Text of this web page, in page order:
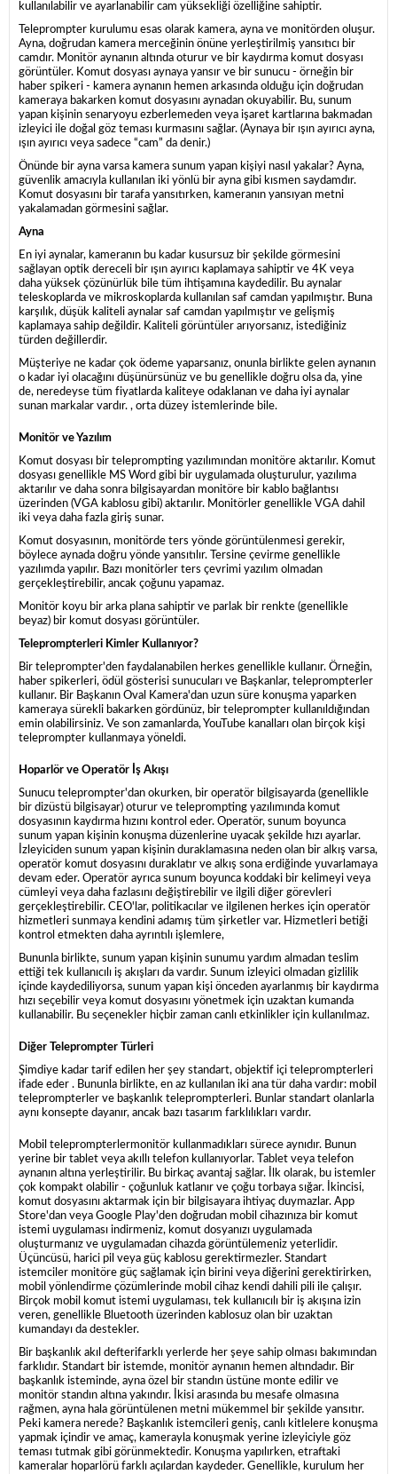
kullanılabilir ve ayarlanabilir cam yüksekliği özelliğine sahiptir.
Teleprompter kurulumu esas olarak kamera, ayna ve monitörden oluşur.
Ayna, doğrudan kamera merceğinin önüne yerleştirilmiş yansıtıcı bir
camdır. Monitör aynanın altında oturur ve bir kaydırma komut dosyası
görüntüler. Komut dosyası aynaya yansır ve bir sunucu - örneğin bir
haber spikeri - kamera aynanın hemen arkasında olduğu için doğrudan
kameraya bakarken komut dosyasını aynadan okuyabilir. Bu, sunum
yapan kişinin senaryoyu ezberlemeden veya işaret kartlarına bakmadan
izleyici ile doğal göz teması kurmasını sağlar. (Aynaya bir ışın ayırıcı ayna,
ışın ayırıcı veya sadece “cam” da denir.)
Önünde bir ayna varsa kamera sunum yapan kişiyi nasıl yakalar? Ayna,
güvenlik amacıyla kullanılan iki yönlü bir ayna gibi kısmen saydamdır.
Komut dosyasını bir tarafa yansıtırken, kameranın yansıyan metni
yakalamadan görmesini sağlar.
Ayna
En iyi aynalar, kameranın bu kadar kusursuz bir şekilde görmesini
sağlayan optik dereceli bir ışın ayırıcı kaplamaya sahiptir ve 4K veya
daha yüksek çözünürlük bile tüm ihtişamına kaydedilir. Bu aynalar
teleskoplarda ve mikroskoplarda kullanılan saf camdan yapılmıştır. Buna
karşılık, düşük kaliteli aynalar saf camdan yapılmıştır ve gelişmiş
kaplamaya sahip değildir. Kaliteli görüntüler arıyorsanız, istediğiniz
türden değillerdir.
Müşteriye ne kadar çok ödeme yaparsanız, onunla birlikte gelen aynanın
o kadar iyi olacağını düşünürsünüz ve bu genellikle doğru olsa da, yine
de, neredeyse tüm fiyatlarda kaliteye odaklanan ve daha iyi aynalar
sunan markalar vardır. , orta düzey istemlerinde bile.
Monitör ve Yazılım
Komut dosyası bir teleprompting yazılımından monitöre aktarılır. Komut
dosyası genellikle MS Word gibi bir uygulamada oluşturulur, yazılıma
aktarılır ve daha sonra bilgisayardan monitöre bir kablo bağlantısı
üzerinden (VGA kablosu gibi) aktarılır. Monitörler genellikle VGA dahil
iki veya daha fazla giriş sunar.
Komut dosyasının, monitörde ters yönde görüntülenmesi gerekir,
böylece aynada doğru yönde yansıtılır. Tersine çevirme genellikle
yazılımda yapılır. Bazı monitörler ters çevrimi yazılım olmadan
gerçekleştirebilir, ancak çoğunu yapamaz.
Monitör koyu bir arka plana sahiptir ve parlak bir renkte (genellikle
beyaz) bir komut dosyası görüntüler.
Teleprompterleri Kimler Kullanıyor?
Bir teleprompter'den faydalanabilen herkes genellikle kullanır. Örneğin,
haber spikerleri, ödül gösterisi sunucuları ve Başkanlar, teleprompterler
kullanır. Bir Başkanın Oval Kamera'dan uzun süre konuşma yaparken
kameraya sürekli bakarken gördünüz, bir teleprompter kullanıldığından
emin olabilirsiniz. Ve son zamanlarda, YouTube kanalları olan birçok kişi
teleprompter kullanmaya yöneldi.
Hoparlör ve Operatör İş Akışı
Sunucu teleprompter'dan okurken, bir operatör bilgisayarda (genellikle
bir dizüstü bilgisayar) oturur ve teleprompting yazılımında komut
dosyasının kaydırma hızını kontrol eder. Operatör, sunum boyunca
sunum yapan kişinin konuşma düzenlerine uyacak şekilde hızı ayarlar.
İzleyiciden sunum yapan kişinin duraklamasına neden olan bir alkış varsa,
operatör komut dosyasını duraklatır ve alkış sona erdiğinde yuvarlamaya
devam eder. Operatör ayrıca sunum boyunca koddaki bir kelimeyi veya
cümleyi veya daha fazlasını değiştirebilir ve ilgili diğer görevleri
gerçekleştirebilir. CEO'lar, politikacılar ve ilgilenen herkes için operatör
hizmetleri sunmaya kendini adamış tüm şirketler var. Hizmetleri betiği
kontrol etmekten daha ayrıntılı işlemlere,
Bununla birlikte, sunum yapan kişinin sunumu yardım almadan teslim
ettiği tek kullanıcılı iş akışları da vardır. Sunum izleyici olmadan gizlilik
içinde kaydediliyorsa, sunum yapan kişi önceden ayarlanmış bir kaydırma
hızı seçebilir veya komut dosyasını yönetmek için uzaktan kumanda
kullanabilir. Bu seçenekler hiçbir zaman canlı etkinlikler için kullanılmaz.
Diğer Teleprompter Türleri
Şimdiye kadar tarif edilen her şey standart, objektif içi teleprompterleri
ifade eder . Bununla birlikte, en az kullanılan iki ana tür daha vardır: mobil
teleprompterler ve başkanlık teleprompterleri. Bunlar standart olanlarla
aynı konsepte dayanır, ancak bazı tasarım farklılıkları vardır.
Mobil teleprompterlermonitör kullanmadıkları sürece aynıdır. Bunun
yerine bir tablet veya akıllı telefon kullanıyorlar. Tablet veya telefon
aynanın altına yerleştirilir. Bu birkaç avantaj sağlar. İlk olarak, bu istemler
çok kompakt olabilir - çoğunluk katlanır ve çoğu torbaya sığar. İkincisi,
komut dosyasını aktarmak için bir bilgisayara ihtiyaç duymazlar. App
Store'dan veya Google Play'den doğrudan mobil cihazınıza bir komut
istemi uygulaması indirmeniz, komut dosyanızı uygulamada
oluşturmanız ve uygulamadan cihazda görüntülemeniz yeterlidir.
Üçüncüsü, harici pil veya güç kablosu gerektirmezler. Standart
istemciler monitöre güç sağlamak için birini veya diğerini gerektirirken,
mobil yönlendirme çözümlerinde mobil cihaz kendi dahili pili ile çalışır.
Birçok mobil komut istemi uygulaması, tek kullanıcılı bir iş akışına izin
veren, genellikle Bluetooth üzerinden kablosuz olan bir uzaktan
kumandayı da destekler.
Bir başkanlık akıl defterifarklı yerlerde her şeye sahip olması bakımından
farklıdır. Standart bir istemde, monitör aynanın hemen altındadır. Bir
başkanlık isteminde, ayna özel bir standın üstüne monte edilir ve
monitör standın altına yakındır. İkisi arasında bu mesafe olmasına
rağmen, ayna hala görüntülenen metni mükemmel bir şekilde yansıtır.
Peki kamera nerede? Başkanlık istemcileri geniş, canlı kitlelere konuşma
yapmak içindir ve amaç, kamerayla konuşmak yerine izleyiciyle göz
teması tutmak gibi görünmektedir. Konuşma yapılırken, etraftaki
kameralar hoparlörü farklı açılardan kaydeder. Genellikle, kurulum her